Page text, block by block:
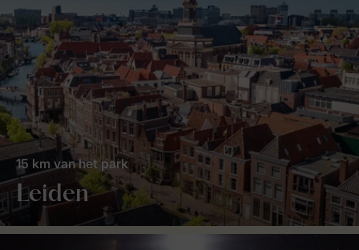
Leiden
15 km van het park